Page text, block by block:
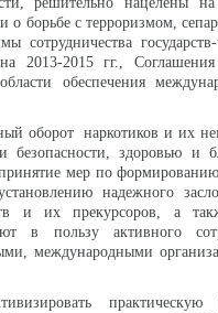
о борьбе с терроризмом,
сотрудничества
2013-2015 гг.,
обеспечения
оборот наркотиков и их
безопасности, здоровью и
мер по
надежного
и их прекурсоров, а
в пользу активного
международными